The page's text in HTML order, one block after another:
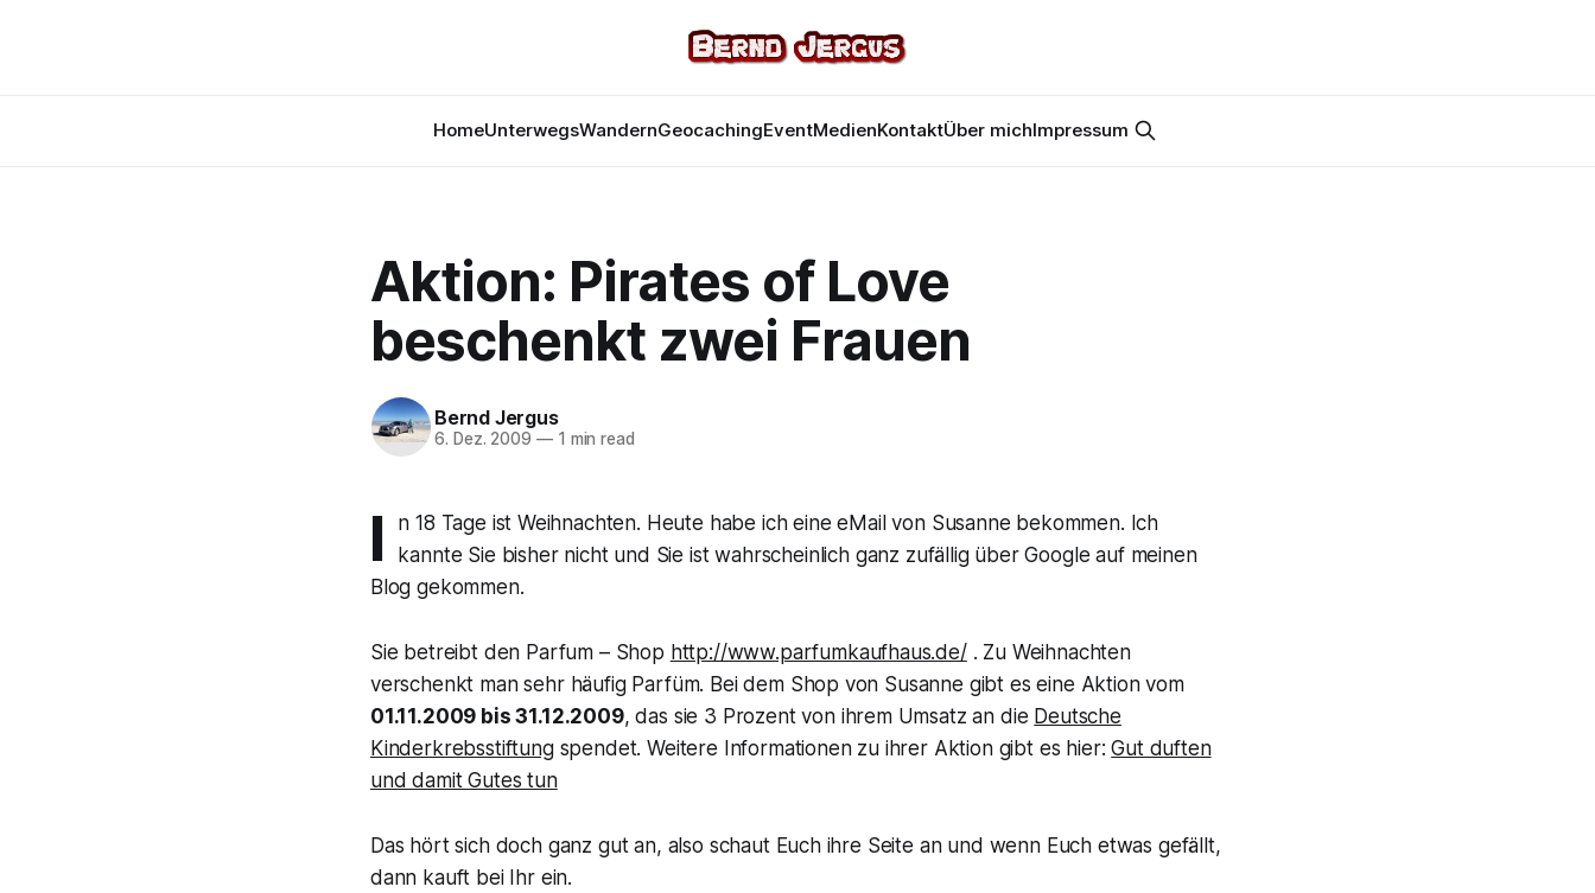
HomeUnterwegsWandernGeocachingEventMedienKontaktÜber michImpressum
Aktion: Pirates of Love
beschenkt zwei Frauen
Bernd Jergus
6. Dez. 2009 —1 min read
I
n 18 Tage ist Weihnachten. Heute habe ich eine eMail von Susanne bekommen. Ich
kannte Sie bisher nicht und Sie ist wahrscheinlich ganz zufällig über Google auf meinen
Blog gekommen.
Sie betreibt den Parfum – Shop http://www.parfumkaufhaus.de/. Zu Weihnachten
verschenkt man sehr häufig Parfüm. Bei dem Shop von Susanne gibt es eine Aktion vom
01.11.2009 bis 31.12.2009, das sie 3 Prozent von ihrem Umsatz an die Deutsche
Kinderkrebsstiftungspendet. Weitere Informationen zu ihrer Aktion gibt es hier:Gut duften
und damit Gutes tun
Das hört sich doch ganz gut an, also schaut Euch ihre Seite an und wenn Euch etwas gefällt,
dann kauft bei Ihr ein.